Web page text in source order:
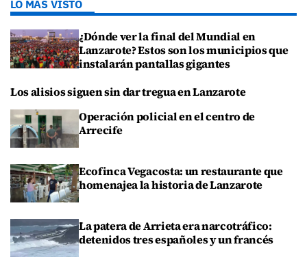
LO MÁS VISTO
¿Dónde ver la final del Mundial en
Lanzarote? Estos son los municipios que
instalarán pantallas gigantes
Los alisios siguen sin dar tregua en Lanzarote
Operación policial en el centro de
Arrecife
Ecofinca Vegacosta: un restaurante que
homenajea la historia de Lanzarote
La patera de Arrieta era narcotráfico:
detenidos tres españoles y un francés